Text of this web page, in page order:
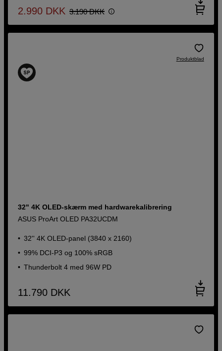
2.990 DKK 3.190 DKK
Produktblad
32" 4K OLED-skærm med hardwarekalibrering
ASUS ProArt OLED PA32UCDM
32'' 4K OLED-panel (3840 x 2160)
99% DCI-P3 og 100% sRGB
Thunderbolt 4 med 96W PD
11.790 DKK